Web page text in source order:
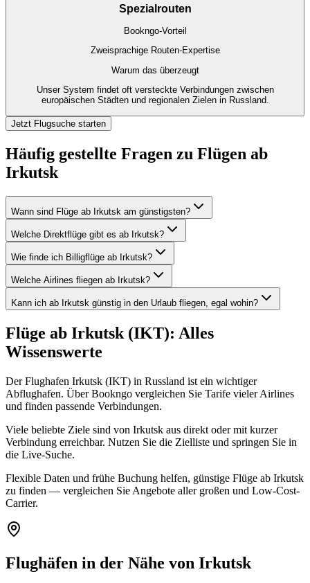
Spezialrouten
Bookngo-Vorteil
Zweisprachige Routen-Expertise
Warum das überzeugt
Unser System findet oft versteckte Verbindungen zwischen
europäischen Städten und regionalen Zielen in Russland.
Jetzt Flugsuche starten
Häufig gestellte Fragen zu Flügen ab
Irkutsk
Wann sind Flüge ab Irkutsk am günstigsten?
Welche Direktflüge gibt es ab Irkutsk?
Wie finde ich Billigflüge ab Irkutsk?
Welche Airlines fliegen ab Irkutsk?
Kann ich ab Irkutsk günstig in den Urlaub fliegen, egal wohin?
Flüge ab Irkutsk (IKT): Alles
Wissenswerte
Der Flughafen Irkutsk (IKT) in Russland ist ein wichtiger
Abflughafen. Über Bookngo vergleichen Sie Tarife vieler Airlines
und finden passende Verbindungen.
Viele beliebte Ziele sind von Irkutsk aus direkt oder mit kurzer
Verbindung erreichbar. Nutzen Sie die Zielliste und springen Sie in
die Live-Suche.
Flexible Daten und frühe Buchung helfen, günstige Flüge ab Irkutsk
zu finden — vergleichen Sie Angebote aller großen und Low-Cost-
Carrier.
Flughäfen in der Nähe von Irkutsk